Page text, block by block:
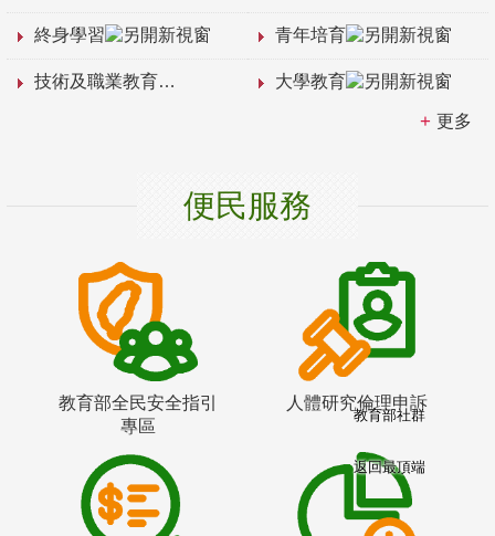
終身學習 青年培育
技術及職業教育 大學教育
更多
便民服務
教育部全民安全指引
專區
人體研究倫理申訴
教育部社群
返回最頂端